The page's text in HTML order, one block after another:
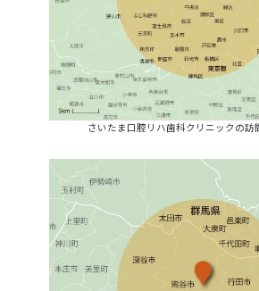
さいたま口腔リハ歯科クリニックの訪